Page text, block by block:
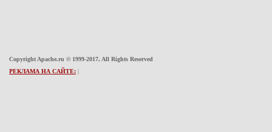
Copyright Apache.ru © 1999-2017, All Rights Reserved
РЕКЛАМА НА САЙТЕ: |